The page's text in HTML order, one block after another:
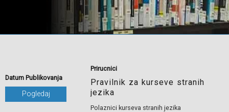
Datum Publikovanja
Pogledaj
Prirucnici
Pravilnik za kurseve stranih
jezika
Polaznici kurseva stranih jezika